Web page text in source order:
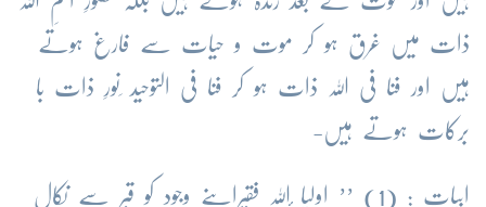
ذات میں غرق ہو کر موت و حیات سے فارغ ہوتے
ہیں اور فنا فی اللہ ذات ہو کر فنا فی التوحید ِنورِ ذات با
برکات ہوتے ہیں-
ابیات : (1) ’’ اولیا ٔاللہ فقیراپنے وجود کو قبر سے نکال